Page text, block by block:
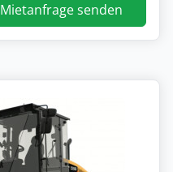
Mietanfrage senden